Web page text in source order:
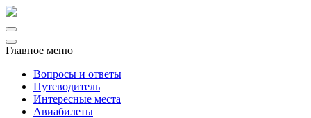
Главное меню
Вопросы и ответы
Путеводитель
Интересные места
Авиабилеты